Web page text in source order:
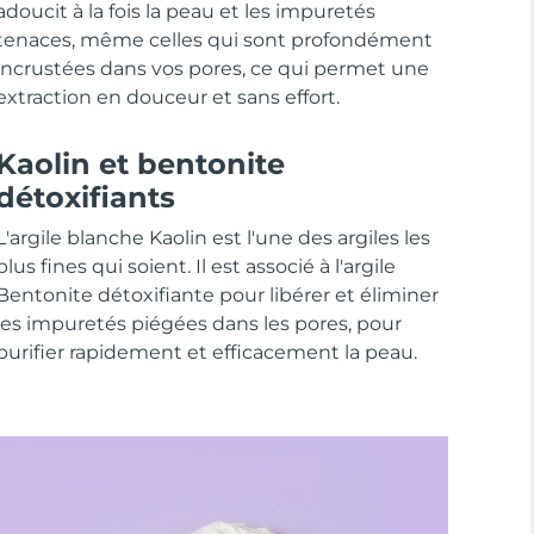
à la fois la peau et les impuretés
même celles qui sont profondément
dans vos pores, ce qui permet une
en douceur et sans effort.
et bentonite
blanche Kaolin est l'une des argiles les
fines qui soient. Il est associé à l'argile
détoxifiante pour libérer et éliminer
impuretés piégées dans les pores, pour
rapidement et efficacement la peau.